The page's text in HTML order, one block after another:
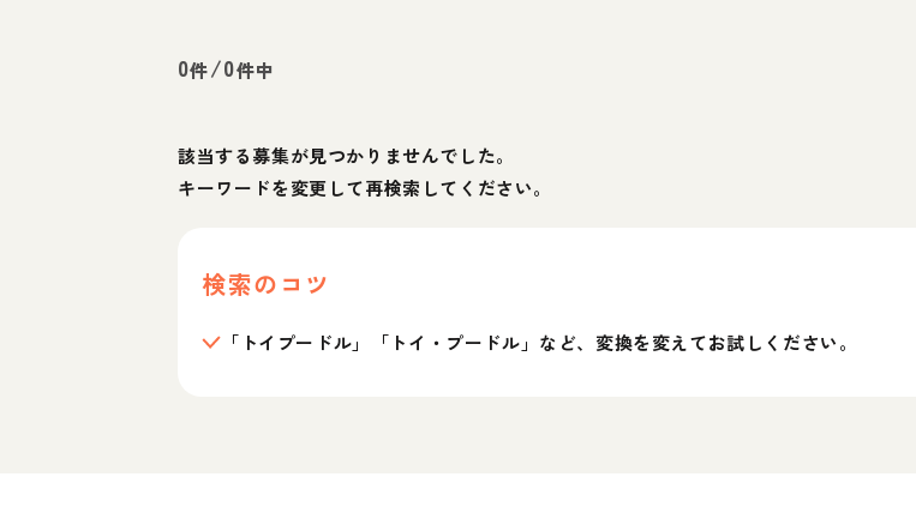
0件/0件中
該当する募集が見つかりませんでした。
キーワードを変更して再検索してください。
検索のコツ
「トイプードル」「トイ・プードル」など、変換を変えてお試しください。